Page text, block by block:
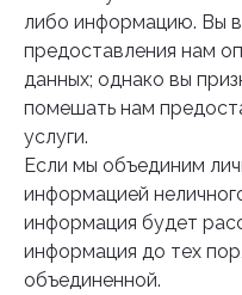
либо информацию. Вы
предоставления нам
данных; однако вы
помешать нам
услуги.
Если мы объединим
информацией
информация будет
информация до тех
объединенной.